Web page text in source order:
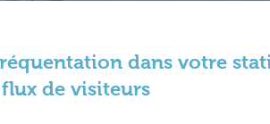
dans votre
de visiteurs